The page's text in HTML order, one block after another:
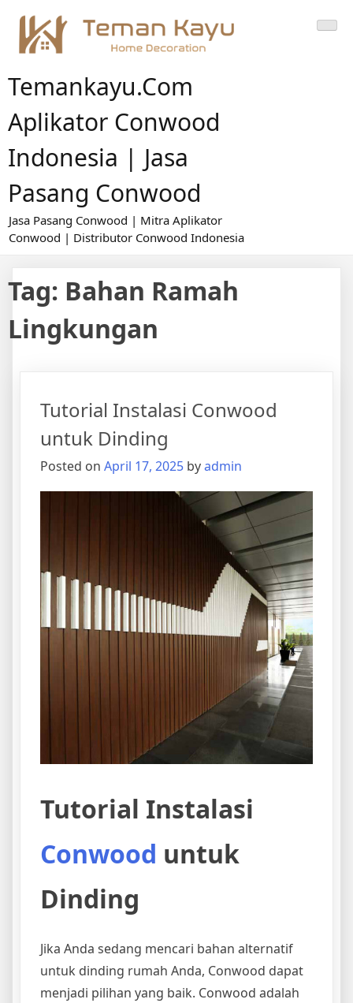
content
Temankayu.com
Aplikator Conwood
Indonesia | Jasa
Pasang Conwood
Jasa Pasang Conwood | Mitra Aplikator
Conwood | Distributor Conwood Indonesia
Tag: Bahan Ramah
Lingkungan
Tutorial Instalasi Conwood
untuk Dinding
Posted on April 17, 2025 byadmin
Tutorial Instalasi
Conwood untuk
Dinding
Jika Anda sedang mencari bahan alternatif
untuk dinding rumah Anda, Conwood dapat
menjadi pilihan yang baik. Conwood adalah